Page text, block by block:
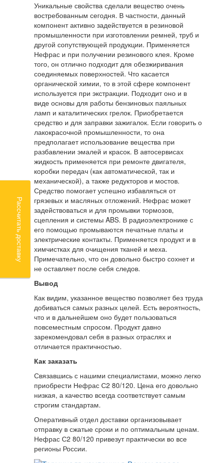
Уникальные свойства сделали вещество очень
востребованным сегодня. В частности, данный
компонент активно задействуется в резиновой
промышленности при изготовлении ремней, труб и
другой сопутствующей продукции. Применяется
Нефрас и при получении резинового клея. Кроме
того, он отлично подходит для обезжиривания
соединяемых поверхностей. Что касается
органической химии, то в этой сфере компонент
используется при экстракции. Подходит оно и в
виде основы для работы бензиновых паяльных
ламп и каталитических грелок. Приобретается
средство и для заправки зажигалок. Если говорить о
лакокрасочной промышленности, то она
предполагает использование вещества при
разбавлении эмалей и красок. В автосервисах
жидкость применяется при ремонте двигателя,
коробки передач (как автоматической, так и
механической), а также редукторов и мостов.
Средство помогает успешно избавляться от
грязевых и масляных отложений. Нефрас может
задействоваться и для промывки тормозов,
сцепления и системы ABS. В радиоэлектронике с
его помощью промываются печатные платы и
электрические контакты. Применяется продукт и в
химчистках для очищения тканей и меха.
Примечательно, что он довольно быстро сохнет и
не оставляет после себя следов.
Вывод
Как видим, указанное вещество позволяет без труда
добиваться самых разных целей. Есть вероятность,
что и в дальнейшем оно будет пользоваться
повсеместным спросом. Продукт давно
зарекомендовал себя в разных отраслях и
отличается практичностью.
Как заказать
Связавшись с нашими специалистами, можно легко
приобрести Нефрас С2 80/120. Цена его довольно
низкая, а качество всегда соответствует самым
строгим стандартам.
Оперативный отдел доставки организовывает
отправку в сжатые сроки и по оптимальным ценам.
Нефрас С2 80/120 привезут практически во все
регионы России.
Рассчитать доставку